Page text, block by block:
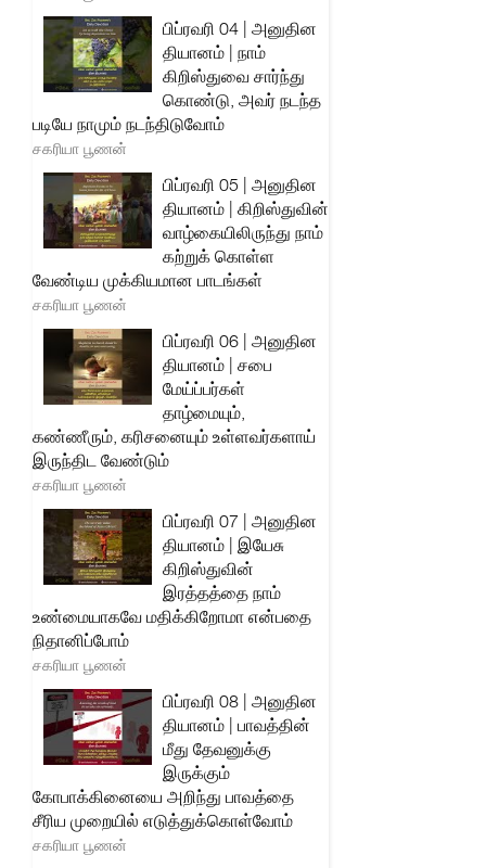
பிப்ரவரி 04 | அனுதின
தியானம் | நாம்
கிறிஸ்துவை சார்ந்து
கொண்டு, அவர் நடந்த
படியே நாமும் நடந்திடுவோம்
சகரியா பூணன்
பிப்ரவரி 05 | அனுதின
தியானம் | கிறிஸ்துவின்
வாழ்கையிலிருந்து நாம்
கற்றுக் கொள்ள
வேண்டிய முக்கியமான பாடங்கள்
சகரியா பூணன்
பிப்ரவரி 06 | அனுதின
தியானம் | சபை
மேய்ப்பர்கள்
தாழ்மையும்,
கண்ணீரும், கரிசனையும் உள்ளவர்களாய்
இருந்திட வேண்டும்
சகரியா பூணன்
பிப்ரவரி 07 | அனுதின
தியானம் | இயேசு
கிறிஸ்துவின்
இரத்தத்தை நாம்
உண்மையாகவே மதிக்கிறோமா என்பதை
நிதானிப்போம்
சகரியா பூணன்
பிப்ரவரி 08 | அனுதின
தியானம் | பாவத்தின்
மீது தேவனுக்கு
இருக்கும்
கோபாக்கினையை அறிந்து பாவத்தை
சீரிய முறையில் எடுத்துக்கொள்வோம்
சகரியா பூணன்